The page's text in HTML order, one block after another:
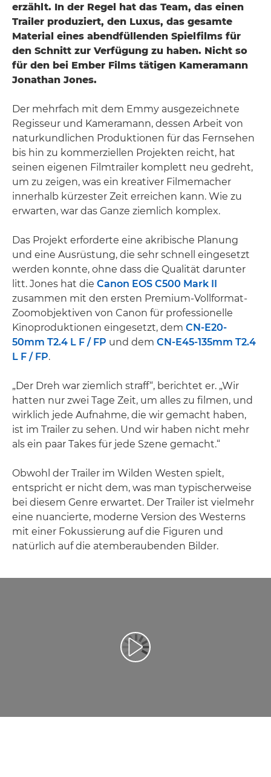
erzählt. In der Regel hat das Team, das einen
Trailer produziert, den Luxus, das gesamte
Material eines abendfüllenden Spielfilms für
den Schnitt zur Verfügung zu haben. Nicht so
für den bei Ember Films tätigen Kameramann
Jonathan Jones.
Der mehrfach mit dem Emmy ausgezeichnete
Regisseur und Kameramann, dessen Arbeit von
naturkundlichen Produktionen für das Fernsehen
bis hin zu kommerziellen Projekten reicht, hat
seinen eigenen Filmtrailer komplett neu gedreht,
um zu zeigen, was ein kreativer Filmemacher
innerhalb kürzester Zeit erreichen kann. Wie zu
erwarten, war das Ganze ziemlich komplex.
Das Projekt erforderte eine akribische Planung
und eine Ausrüstung, die sehr schnell eingesetzt
werden konnte, ohne dass die Qualität darunter
litt. Jones hat die Canon EOS C500 Mark II
zusammen mit den ersten Premium-Vollformat-
Zoomobjektiven von Canon für professionelle
Kinoproduktionen eingesetzt, dem CN-E20-
50mm T2.4 L F / FP und dem CN-E45-135mm T2.4
L F / FP.
„Der Dreh war ziemlich straff“, berichtet er. „Wir
hatten nur zwei Tage Zeit, um alles zu filmen, und
wirklich jede Aufnahme, die wir gemacht haben,
ist im Trailer zu sehen. Und wir haben nicht mehr
als ein paar Takes für jede Szene gemacht.“
Obwohl der Trailer im Wilden Westen spielt,
entspricht er nicht dem, was man typischerweise
bei diesem Genre erwartet. Der Trailer ist vielmehr
eine nuancierte, moderne Version des Westerns
mit einer Fokussierung auf die Figuren und
natürlich auf die atemberaubenden Bilder.
Video abspielen